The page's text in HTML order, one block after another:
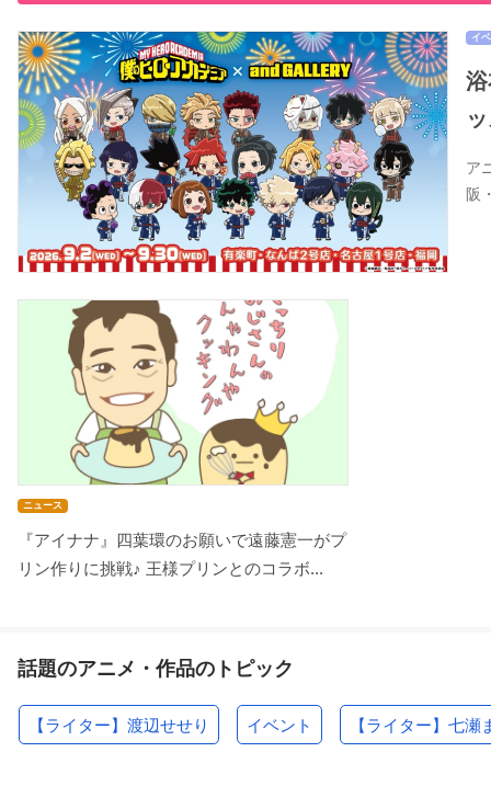
イ
ア
阪
ニュース
『アイナナ』四葉環のお願いで遠藤憲一がプ
リン作りに挑戦♪ 王様プリンとのコラボ...
話題のアニメ・作品のトピック
【ライター】渡辺せせり イベント 【ライター】七瀬